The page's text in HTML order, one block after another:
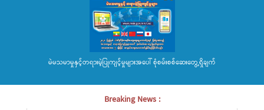
မဲမသမာမှုနှင့်တရားမဲ့ပြုကျင့်မှုများအပေါ် စုံစမ်းစစ်ဆေးတွေ့ရှိချက်
Breaking News :